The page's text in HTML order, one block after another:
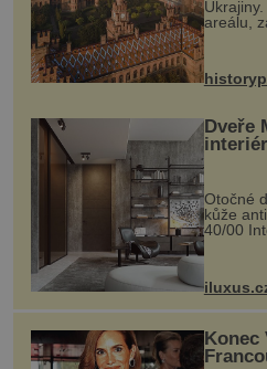
areálu,
český
na něm
stavební
Dveře
Otočné
kůže
40/00
zakázku
rozměry
dnes
Konec